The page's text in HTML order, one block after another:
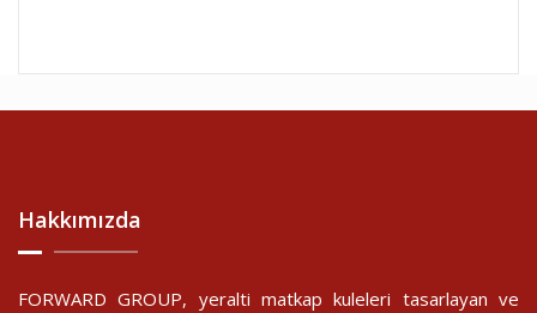
Hakkımızda
FORWARD GROUP, yeralti matkap kuleleri tasarlayan ve